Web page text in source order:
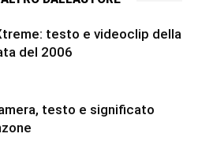
testo e videoclip della
del 2006
testo e significato